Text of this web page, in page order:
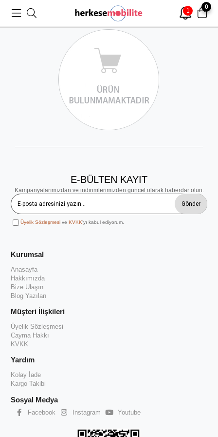
0
1
E-BÜLTEN KAYIT
Kampanyalarımızdan ve indirimlerimizden güncel olarak haberdar olun.
Gönder
Üyelik Sözleşmesi veKVKK'yı kabul ediyorum.
Kurumsal
Anasayfa
Hakkımızda
Bize Ulaşın
Blog Yazıları
Müşteri İlişkileri
Üyelik Sözleşmesi
Cayma Hakkı
KVKK
Yardım
Kolay İade
Kargo Takibi
Sosyal Medya
Facebook Instagram Youtube